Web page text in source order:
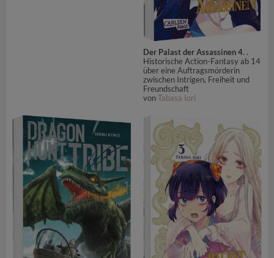
Der Palast der Assassinen 4. .
Historische Action-Fantasy ab 14
über eine Auftragsmörderin
zwischen Intrigen, Freiheit und
Freundschaft
vonTabasa Iori